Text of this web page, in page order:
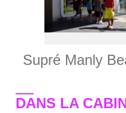
Supré Manly
DANS LA